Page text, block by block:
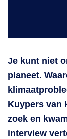
Je kunt niet
planeet.
Kuypers van
zoek en
interview